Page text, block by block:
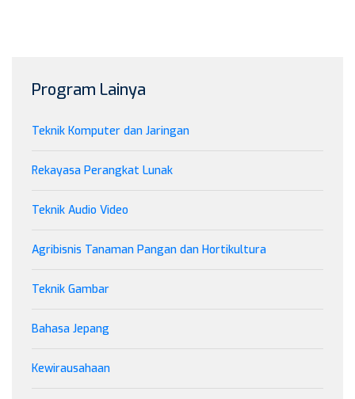
Program Lainya
Teknik Komputer dan Jaringan
Rekayasa Perangkat Lunak
Teknik Audio Video
Agribisnis Tanaman Pangan dan Hortikultura
Teknik Gambar
Bahasa Jepang
Kewirausahaan